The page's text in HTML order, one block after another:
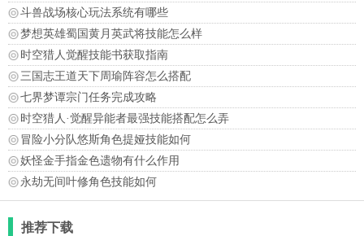
斗兽战场核心玩法系统有哪些
梦想英雄蜀国黄月英武将技能怎么样
时空猎人觉醒技能书获取指南
三国志王道天下周瑜阵容怎么搭配
七界梦谭宗门任务完成攻略
时空猎人·觉醒异能者最强技能搭配怎么弄
冒险小分队悠斯角色提娅技能如何
妖怪金手指金色遗物有什么作用
永劫无间叶修角色技能如何
推荐下载